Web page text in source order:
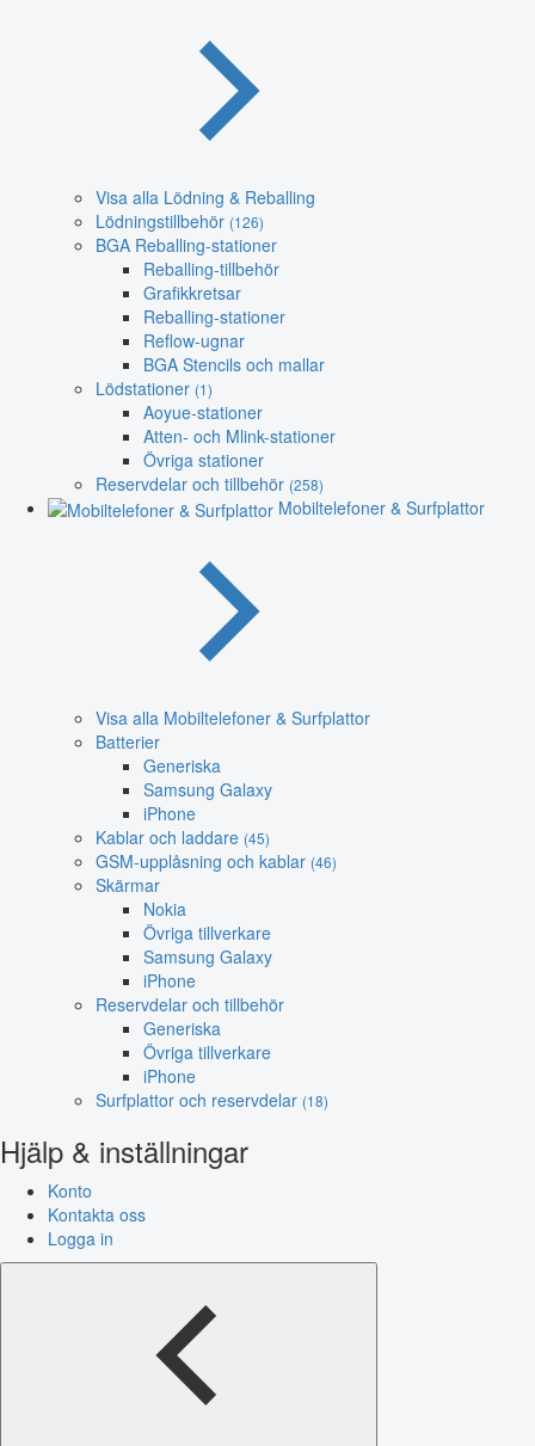
Visa alla Lödning & Reballing
Lödningstillbehör (126)
BGA Reballing-stationer
Reballing-tillbehör
Grafikkretsar
Reballing-stationer
Reflow-ugnar
BGA Stencils och mallar
Lödstationer (1)
Aoyue-stationer
Atten- och Mlink-stationer
Övriga stationer
Reservdelar och tillbehör (258)
Mobiltelefoner & Surfplattor
Visa alla Mobiltelefoner & Surfplattor
Batterier
Generiska
Samsung Galaxy
iPhone
Kablar och laddare (45)
GSM-upplåsning och kablar (46)
Skärmar
Nokia
Övriga tillverkare
Samsung Galaxy
iPhone
Reservdelar och tillbehör
Generiska
Övriga tillverkare
iPhone
Surfplattor och reservdelar (18)
Hjälp & inställningar
Konto
Kontakta oss
Logga in